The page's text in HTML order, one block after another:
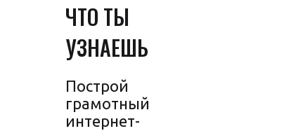
ЧТО ТЫ
УЗНАЕШЬ
Построй
грамотный
интернет-